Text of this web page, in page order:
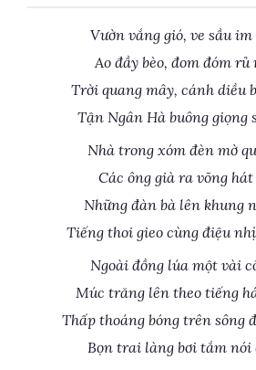
Vườn vắng gió, ve sầu
Ao đầy bèo, đom đóm rủ
Trời quang mây, cánh diều
Tận Ngân Hà buông giọng
Nhà trong xóm đèn mờ
Các ông già ra võng
Những đàn bà lên khung
Tiếng thoi gieo cùng điệu
Ngoài đồng lúa một vài
Múc trăng lên theo tiếng
Thấp thoáng bóng trên sông
Bọn trai làng bơi tắm nói